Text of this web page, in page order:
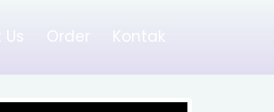
Order Kontak